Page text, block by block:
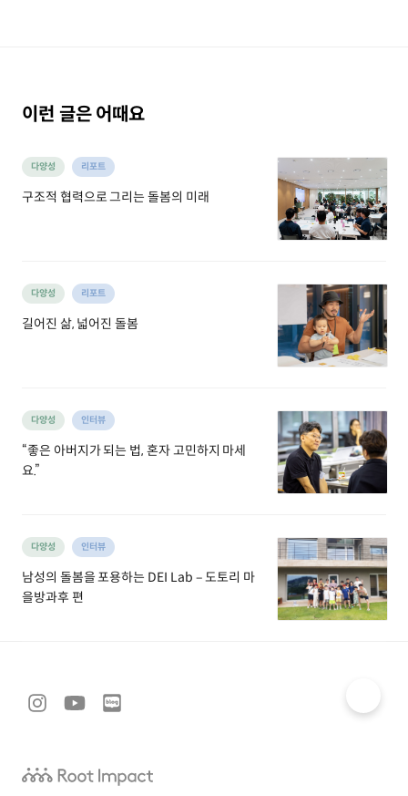
이런 글은 어때요
다양성 리포트
구조적 협력으로 그리는 돌봄의 미래
다양성 리포트
길어진 삶, 넓어진 돌봄
다양성 인터뷰
“좋은 아버지가 되는 법, 혼자 고민하지 마세
요.”
다양성 인터뷰
남성의 돌봄을 포용하는 DEI Lab – 도토리 마
을방과후 편